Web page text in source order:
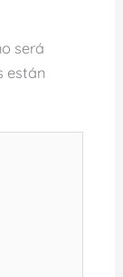
será
están